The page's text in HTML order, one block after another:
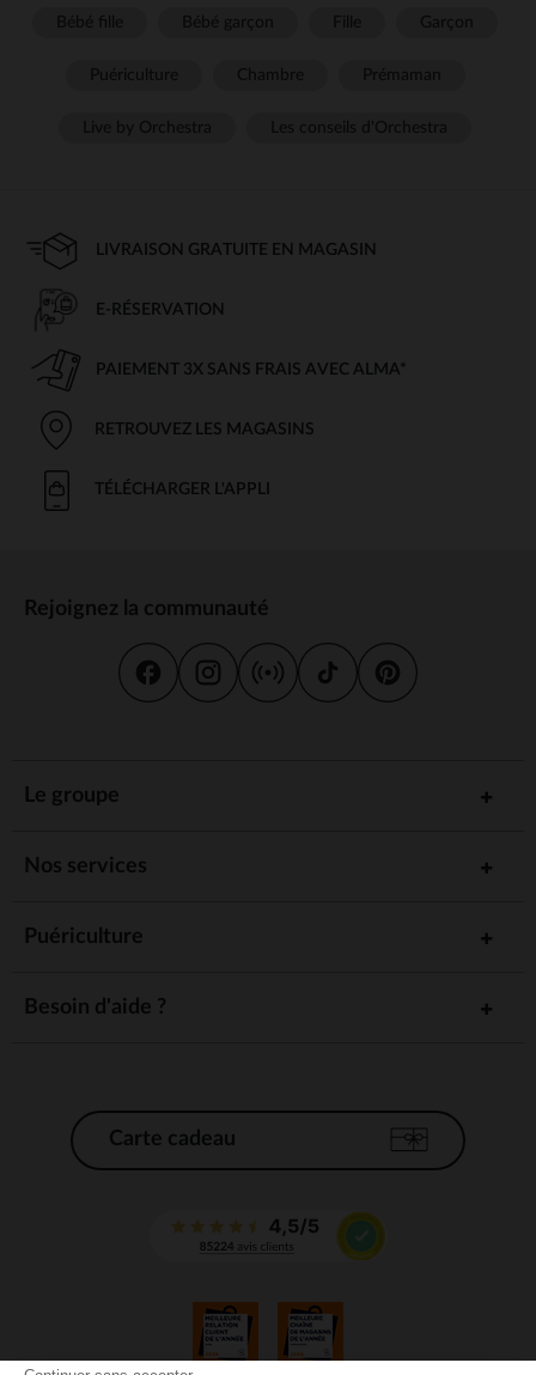
LIVRAISON GRATUITE EN MAGASIN
E-RÉSERVATION
PAIEMENT 3X SANS FRAIS AVEC ALMA*
RETROUVEZ LES MAGASINS
TÉLÉCHARGER L'APPLI
Rejoignez la communauté
Le groupe
Nos services
Puériculture
Besoin d'aide ?
Carte cadeau